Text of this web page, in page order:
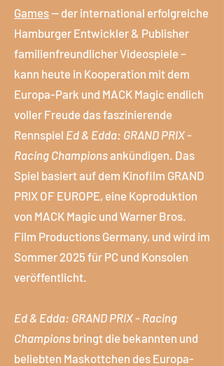
Games— der international erfolgreiche
Hamburger Entwickler & Publisher
familienfreundlicher Videospiele –
kann heute in Kooperation mit dem
Europa-Park und MACK Magic endlich
voller Freude das faszinierende
Rennspiel Ed & Edda: GRAND PRIX -
Racing Championsankündigen. Das
Spiel basiert auf dem Kinofilm GRAND
PRIX OF EUROPE, eine Koproduktion
von MACK Magic und Warner Bros.
Film Productions Germany, und wird im
Sommer 2025 für PC und Konsolen
veröffentlicht.
Ed & Edda: GRAND PRIX - Racing
Champions bringt die bekannten und
beliebten Maskottchen des Europa-